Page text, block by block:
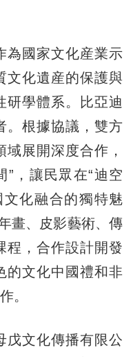
國家文化産業示
文化遺産的保護與
研學體系。比亞迪
。根據協議，雙方
展開深度合作，
”，讓民眾在“迪空
化融合的獨特魅
畫、皮影藝術、傳
程，合作設計開發
的文化中國禮和非
。
文化傳播有限公